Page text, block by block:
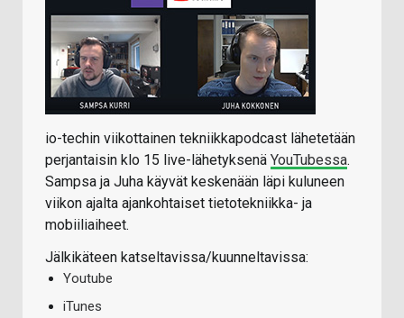
io-techin viikottainen tekniikkapodcast lähetetään
perjantaisin klo 15 live-lähetyksenä YouTubessa.
Sampsa ja Juha käyvät keskenään läpi kuluneen
viikon ajalta ajankohtaiset tietotekniikka- ja
mobiiliaiheet.
Jälkikäteen katseltavissa/kuunneltavissa:
Youtube
iTunes